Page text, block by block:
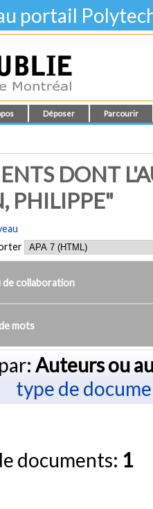
portail
Déposer Parcourir
DONT
PHILIPPE"
de collaboration
mots
Auteurs ou
type de
documents: 1